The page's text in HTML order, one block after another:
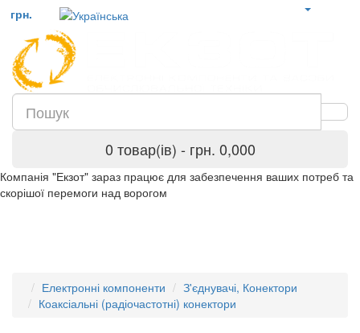
грн.
0 товар(ів) - грн. 0,000
Компанія "Екзот" зараз працює для забезпечення ваших потреб та
скорішої перемоги над ворогом
Електронні компоненти
З'єднувачі, Конектори
Коаксіальні (радіочастотні) конектори